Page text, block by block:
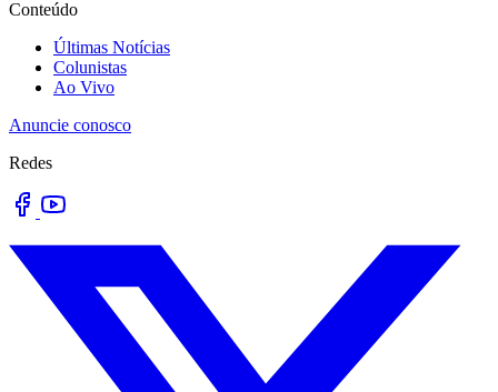
Conteúdo
Últimas Notícias
Colunistas
Ao Vivo
Anuncie conosco
Redes